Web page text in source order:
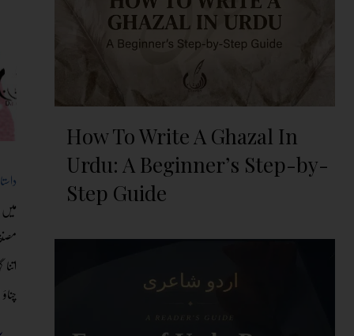
میں
How To Write A Ghazal In
Urdu: A Beginner’s Step-by-
Step Guide